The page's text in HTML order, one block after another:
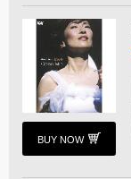
BUY NOW